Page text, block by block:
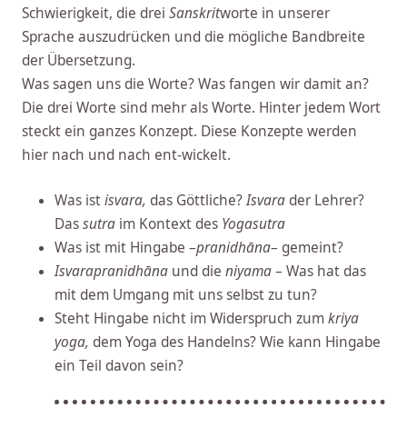
Schwierigkeit, die drei Sanskritworte in unserer
Sprache auszudrücken und die mögliche Bandbreite
der Übersetzung.
Was sagen uns die Worte? Was fangen wir damit an?
Die drei Worte sind mehr als Worte. Hinter jedem Wort
steckt ein ganzes Konzept. Diese Konzepte werden
hier nach und nach ent-wickelt.
Was istisvara, das Göttliche?Isvarader Lehrer?
Dassutra im Kontext des Yogasutra
Was ist mit Hingabe –pranidhāna– gemeint?
Isvarapranidhāna und die niyama– Was hat das
mit dem Umgang mit uns selbst zu tun?
Steht Hingabe nicht im Widerspruch zumkriya
yoga, dem Yoga des Handelns? Wie kann Hingabe
ein Teil davon sein?